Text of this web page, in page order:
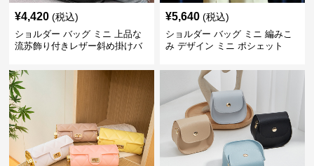
¥4,420 (税込)
ショルダー バッグ ミニ 上品な
流苏飾り付きレザー斜め掛けバ
¥5,640 (税込)
ショルダー バッグ ミニ 編みこ
み デザイン ミニ ポシェット